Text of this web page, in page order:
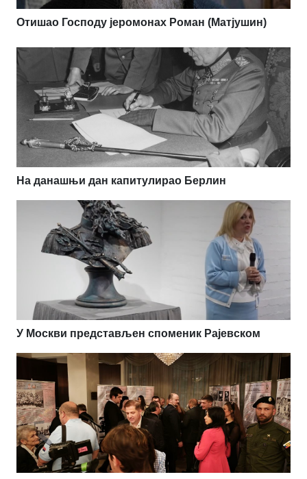
Отишао Господу јеромонах Роман (Матјушин)
На данашњи дан капитулирао Берлин
У Москви представљен споменик Рајевском